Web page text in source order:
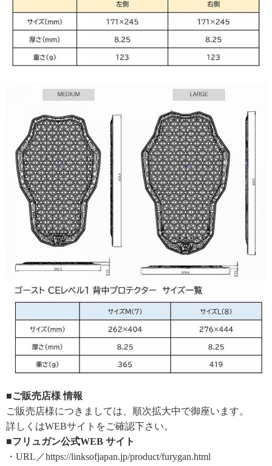
■ご販売店様 情報
ご販売店様につきましては、順次拡大中で御座います。
詳しくはWEBサイトをご確認下さい。
■フリュガン公式WEB サイト
・URL／https://linksofjapan.jp/product/furygan.html